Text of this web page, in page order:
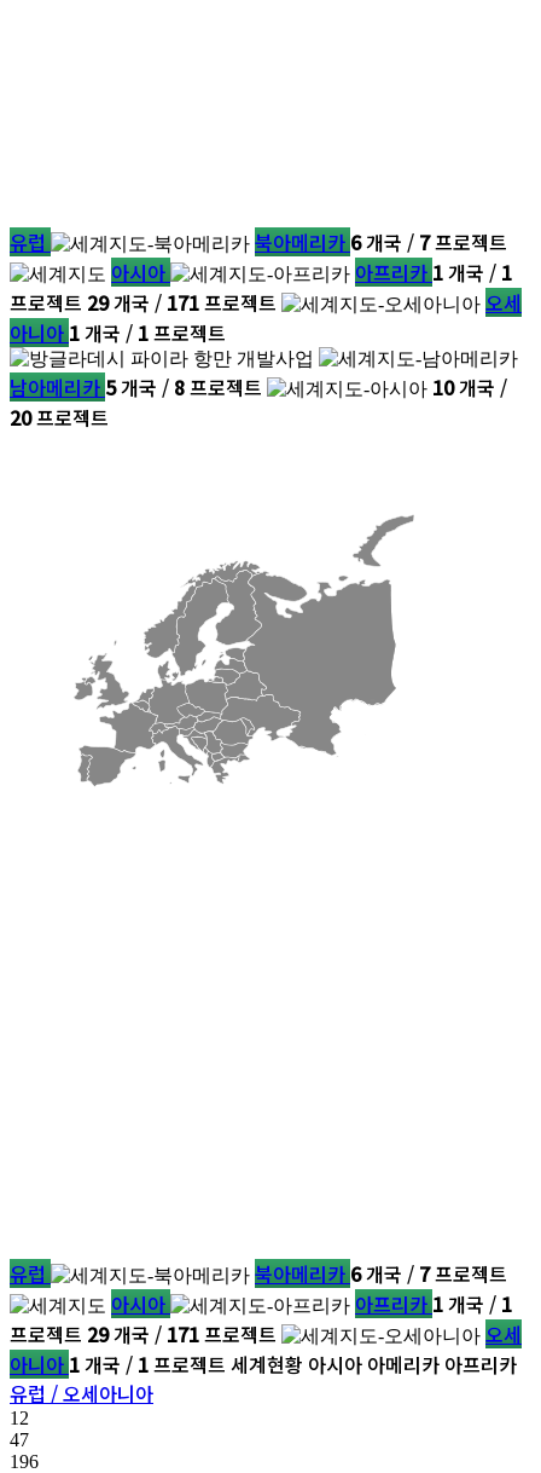
유럽 북아메리카 6개국 / 7프로젝트
아시아
아프리카 1개국 / 1
프로젝트 29개국 / 171프로젝트
오세
아니아 1개국 / 1프로젝트
남아메리카 5개국 / 8프로젝트 10개국 /
20프로젝트
유럽 북아메리카 6개국 / 7프로젝트
아시아
아프리카 1개국 / 1
프로젝트 29개국 / 171프로젝트
오세
아니아 1개국 / 1프로젝트 세계현황 아시아 아메리카 아프리카
유럽 / 오세아니아
12
47
196